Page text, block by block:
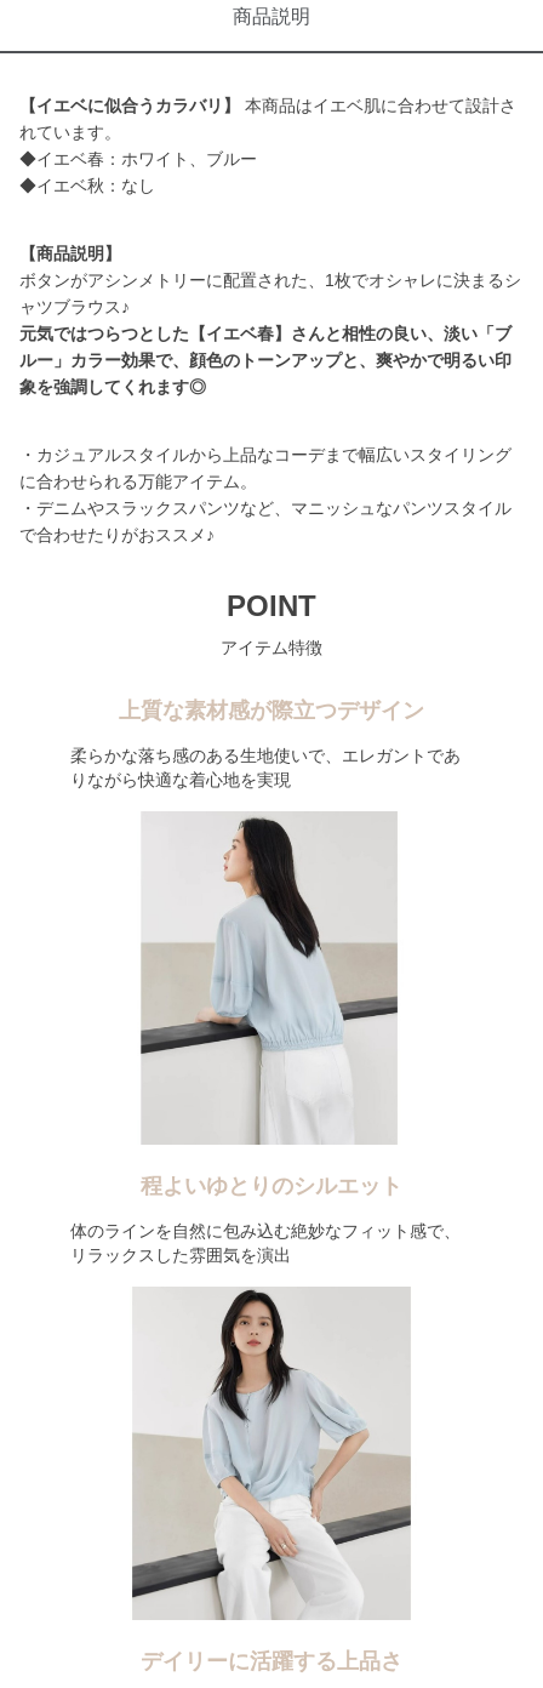
商品説明
【イエベに似合うカラバリ】
本商品はイエベ肌に合わせて設計さ
れています。
◆イエベ春：ホワイト、ブルー
◆イエベ秋：なし
【商品説明】
ボタンがアシンメトリーに配置された、1枚でオシャレに決まるシ
元気ではつらつとした【イエベ春】さんと相性の良い、淡い「ブ
ルー」カラー効果で、顔色のトーンアップと、爽やかで明るい印
象を強調してくれます◎
・カジュアルスタイルから上品なコーデまで幅広いスタイリング
に合わせられる万能アイテム。
・デニムやスラックスパンツなど、マニッシュなパンツスタイル
で合わせたりがおススメ♪
POINT
アイテム特徴
上質な素材感が際立つデザイン
柔らかな落ち感のある生地使いで、エレガントであ
りながら快適な着心地を実現
程よいゆとりのシルエット
体のラインを自然に包み込む絶妙なフィット感で、
リラックスした雰囲気を演出
デイリーに活躍する上品さ